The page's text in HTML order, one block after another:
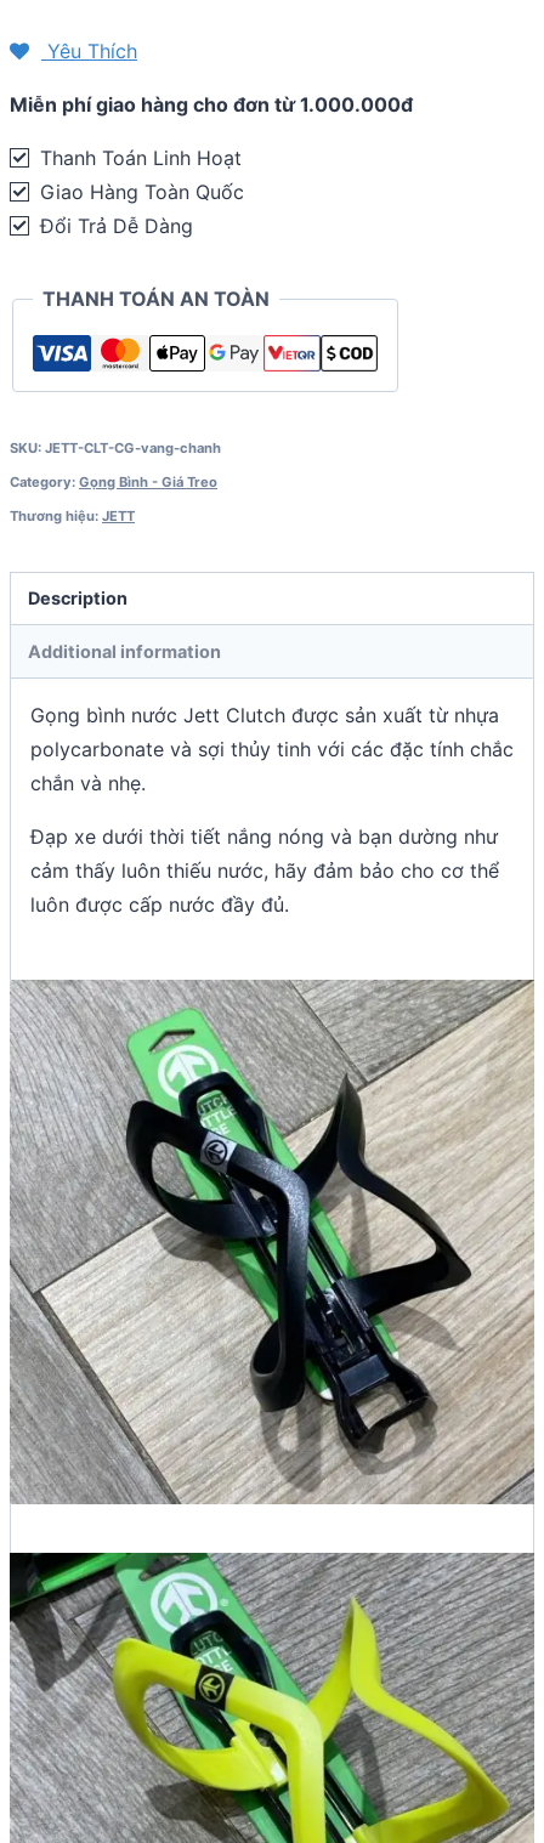
Jett
gắn
sườn
xe
đạp
Yêu Thích
Miễn phí giao hàng cho đơn từ 1.000.000đ
Thanh Toán Linh Hoạt
Giao Hàng Toàn Quốc
Đổi Trả Dễ Dàng
THANH TOÁN AN TOÀN
SKU: JETT-CLT-CG-vang-chanh
Category: Gọng Bình - Giá Treo
Thương hiệu: JETT
Description
Additional information
Gọng bình nước Jett Clutch được sản xuất từ nhựa
polycarbonate và sợi thủy tinh với các đặc tính chắc
chắn và nhẹ.
Đạp xe dưới thời tiết nắng nóng và bạn dường như
cảm thấy luôn thiếu nước, hãy đảm bảo cho cơ thể
luôn được cấp nước đầy đủ.